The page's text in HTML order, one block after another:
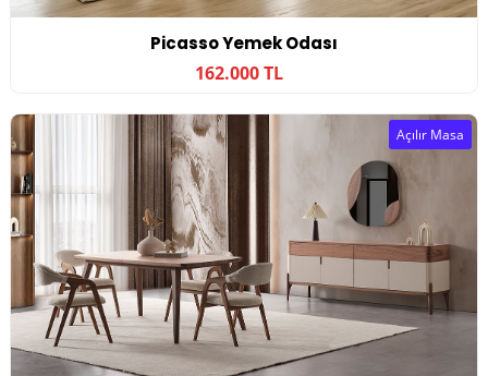
Picasso Yemek Odası
162.000 TL
Açılır Masa